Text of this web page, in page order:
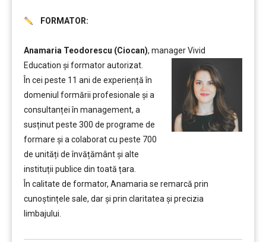
FORMATOR:
Anamaria Teodorescu (Ciocan), manager Vivid
Education și formator autorizat.
În cei peste 11 ani de experiență în
domeniul formării profesionale și a
consultanței în management, a
susținut peste 300 de programe de
formare și a colaborat cu peste 700
de unități de învățământ şi alte
instituții publice din toată țara.
În calitate de formator, Anamaria se remarcă prin
cunoștințele sale, dar și prin claritatea și precizia
limbajului.